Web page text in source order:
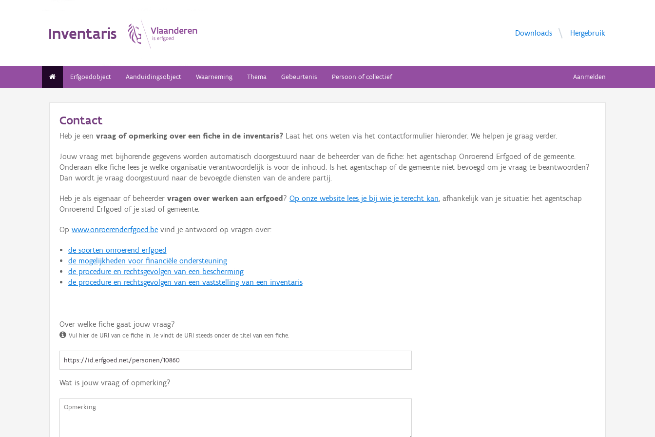
Inventaris Downloads Hergebruik
Erfgoedobject Aanduidingsobject Waarneming Thema Gebeurtenis Persoon of collectief Aanmelden
Contact
Heb je een vraag of opmerking over een fiche in de inventaris? Laat het ons weten via het contactformulier hieronder. We helpen je graag verder.
Jouw vraag met bijhorende gegevens worden automatisch doorgestuurd naar de beheerder van de fiche: het agentschap Onroerend Erfgoed of de gemeente.
Onderaan elke fiche lees je welke organisatie verantwoordelijk is voor de inhoud. Is het agentschap of de gemeente niet bevoegd om je vraag te beantwoorden?
Dan wordt je vraag doorgestuurd naar de bevoegde diensten van de andere partij.
Heb je als eigenaar of beheerder vragen over werken aan erfgoed ? Op onze website lees je bij wie je terecht kan, afhankelijk van je situatie: het agentschap
Onroerend Erfgoed of je stad of gemeente.
Op www.onroerenderfgoed.be vind je antwoord op vragen over:
de soorten onroerend erfgoed
de mogelijkheden voor financiële ondersteuning
de procedure en rechtsgevolgen van een bescherming
de procedure en rechtsgevolgen van een vaststelling van een inventaris
Over welke fiche gaat jouw vraag?
Vul hier de URI van de fiche in. Je vindt de URI steeds onder de titel van een fiche.
Wat is jouw vraag of opmerking?